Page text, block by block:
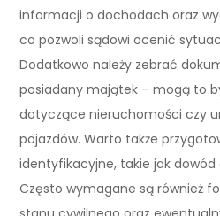
informacji o dochodach oraz
co pozwoli sądowi ocenić
Dodatkowo należy zebrać
posiadany majątek – mogą to
dotyczące nieruchomości czy
pojazdów. Warto także
identyfikacyjne, takie jak
Często wymagane są również